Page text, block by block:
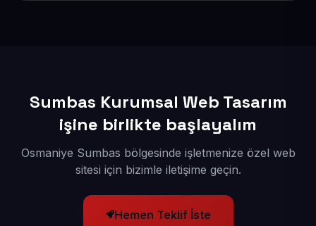
Sumbas Kurumsal Web Tasarım
işine birlikte başlayalım
Osmaniye Sumbas bölgesinde işletmenize özel web
sitesi için bizimle iletişime geçin.
Hemen Teklif İste